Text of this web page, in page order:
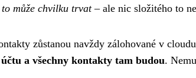
může chvilku trvat– ale nic složitého to
zůstanou navždy zálohované v
a všechny kontakty tam budou.